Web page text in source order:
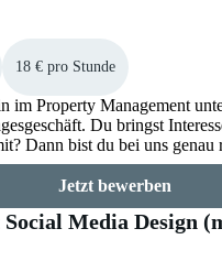
18 € pro Stunde
im Property Management
Du bringst
Dann bist du bei uns genau
Jetzt bewerben
Media Design